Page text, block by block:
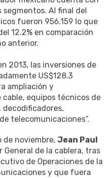
segmentos. Al final del
fueron 956.159 lo que
12.2% en comparación
anterior.
2013, las inversiones de
US$128.3
ampliación y
equipos técnicos de
telecomunicaciones”.
de noviembre, Jean Paul
General de la cablera, tras
de Operaciones de la
y que fuera